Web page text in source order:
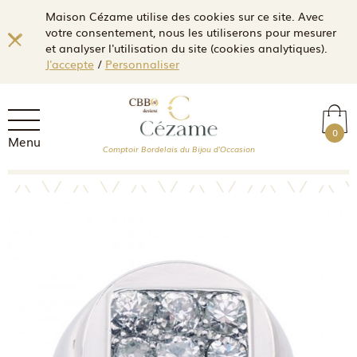
Maison Cézame utilise des cookies sur ce site. Avec
votre consentement, nous les utiliserons pour mesurer
et analyser l'utilisation du site (cookies analytiques).
J'accepte/ Personnaliser
Menu 0
Comptoir Bordelais du Bijou d'Occasion